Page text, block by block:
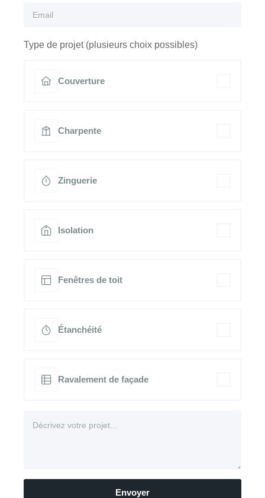
Type de projet (plusieurs choix possibles)
Couverture
Charpente
Zinguerie
Isolation
Fenêtres de toit
Étanchéité
Ravalement de façade
Envoyer